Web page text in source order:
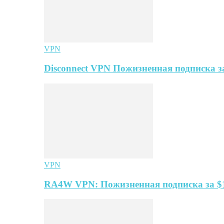
VPN
Disconnect VPN Пожизненная подписка
VPN
RA4W VPN: Пожизненная подписка за